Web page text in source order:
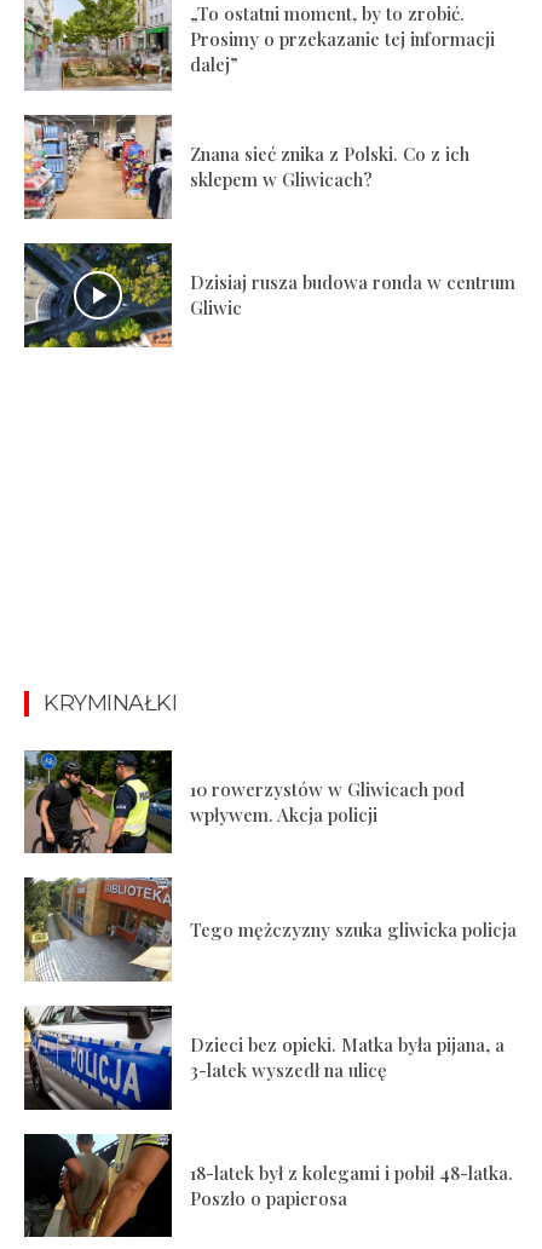
„To ostatni moment, by to zrobić.
Prosimy o przekazanie tej informacji
dalej”
Znana sieć znika z Polski. Co z ich
sklepem w Gliwicach?
Dzisiaj rusza budowa ronda w centrum
Gliwic
KRYMINAŁKI
10 rowerzystów w Gliwicach pod
wpływem. Akcja policji
Tego mężczyzny szuka gliwicka policja
Dzieci bez opieki. Matka była pijana, a
3-latek wyszedł na ulicę
18-latek był z kolegami i pobił 48-latka.
Poszło o papierosa